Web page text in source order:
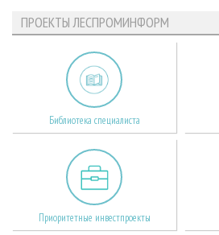
ПРОЕКТЫ ЛЕСПРОМИНФОРМ
Библиотека специалиста
Приоритетные инвестпроекты